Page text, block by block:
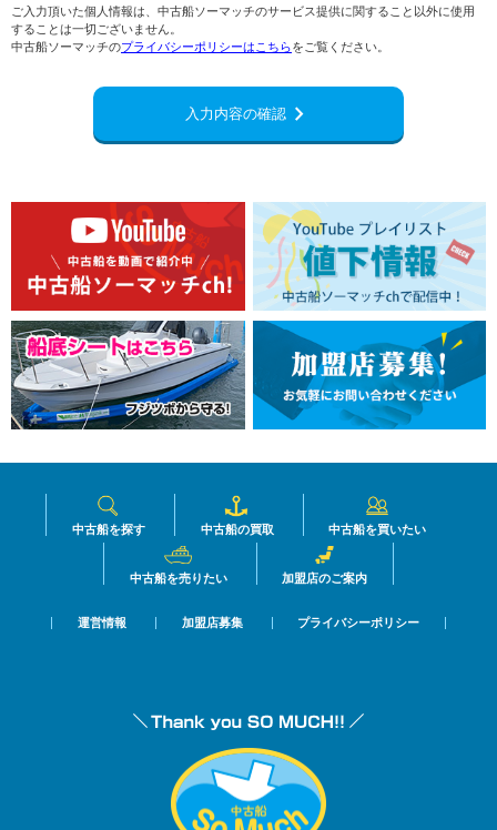
ご入力頂いた個人情報は、中古船ソーマッチのサービス提供に関すること以外に使用
することは一切ございません。
中古船ソーマッチのプライバシーポリシーはこちらをご覧ください。
入力内容の確認chevron_right
中古船を探す 中古船の買取 中古船を買いたい
中古船を売りたい 加盟店のご案内
運営情報 加盟店募集 プライバシーポリシー